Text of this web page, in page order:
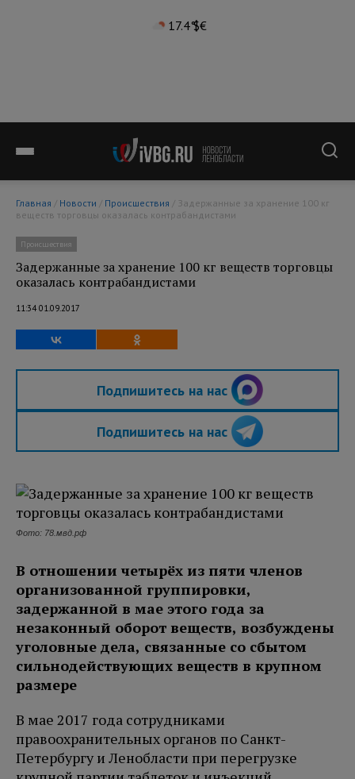
17.4°$€
Главная / Новости / Происшествия
веществ торговцы оказалась контрабандистами
Происшествия
Задержанные за хранение 100 кг веществ торговцы
оказалась контрабандистами
11:34 01.09.2017
Подпишитесь на нас
Подпишитесь на нас
Фото: 78.мвд.рф
В отношении четырёх из пяти членов
организованной группировки,
задержанной в мае этого года за
незаконный оборот веществ, возбуждены
уголовные дела, связанные со сбытом
сильнодействующих веществ в крупном
размере
В мае 2017 года сотрудниками
правоохранительных органов по Санкт-
Петербургу и Ленобласти при перегрузке